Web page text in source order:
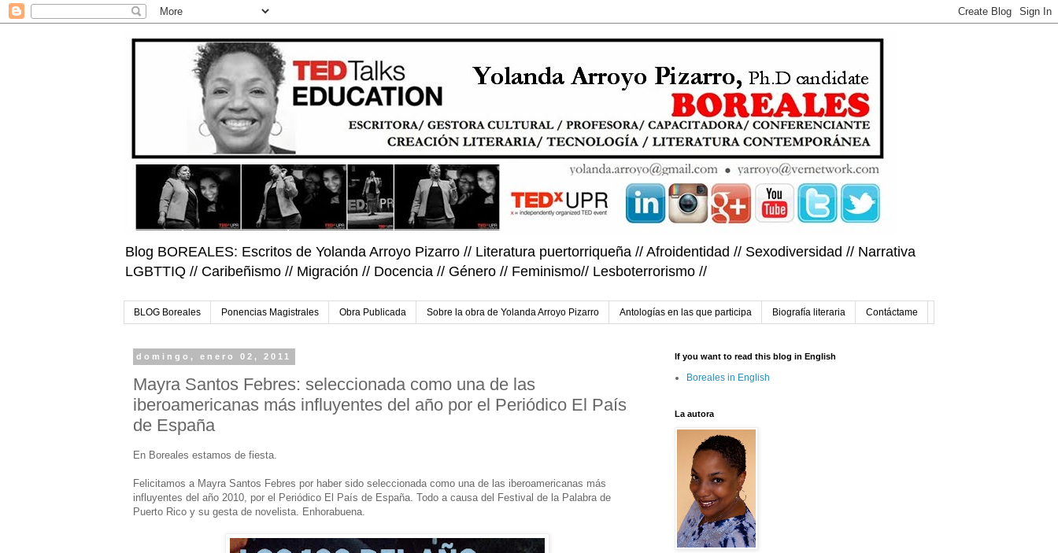
Blog BOREALES: Escritos de Yolanda Arroyo Pizarro // Literatura puertorriqueña // Afroidentidad // Sexodiversidad // Narrativa
LGBTTIQ // Caribeñismo // Migración // Docencia // Género // Feminismo// Lesboterrorismo //
BLOG Boreales Ponencias Magistrales Obra Publicada Sobre la obra de Yolanda Arroyo Pizarro Antologías en las que participa Biografía literaria Contáctame
domingo, enero 02, 2011
Mayra Santos Febres: seleccionada como una de las
iberoamericanas más influyentes del año por el Periódico El País
de España
En Boreales estamos de fiesta.
Felicitamos a Mayra Santos Febres por haber sido seleccionada como una de las iberoamericanas más
influyentes del año 2010, por el Periódico El País de España. Todo a causa del Festival de la Palabra de
Puerto Rico y su gesta de novelista. Enhorabuena.
If you want to read this blog in English
Boreales in English
La autora